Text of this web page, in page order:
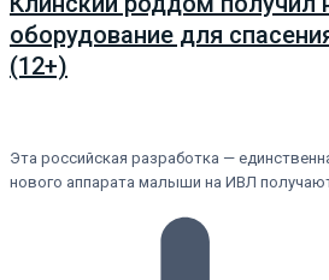
оборудование для
(12+)
Эта российская разработка —
нового аппарата малыши на ИВЛ